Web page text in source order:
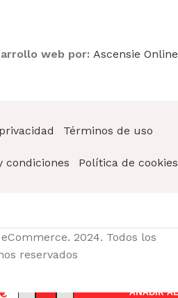
web por: Ascensie Online
Términos de uso
condiciones Política de cookies
2024. Todos los
reservados
€ AÑADIR